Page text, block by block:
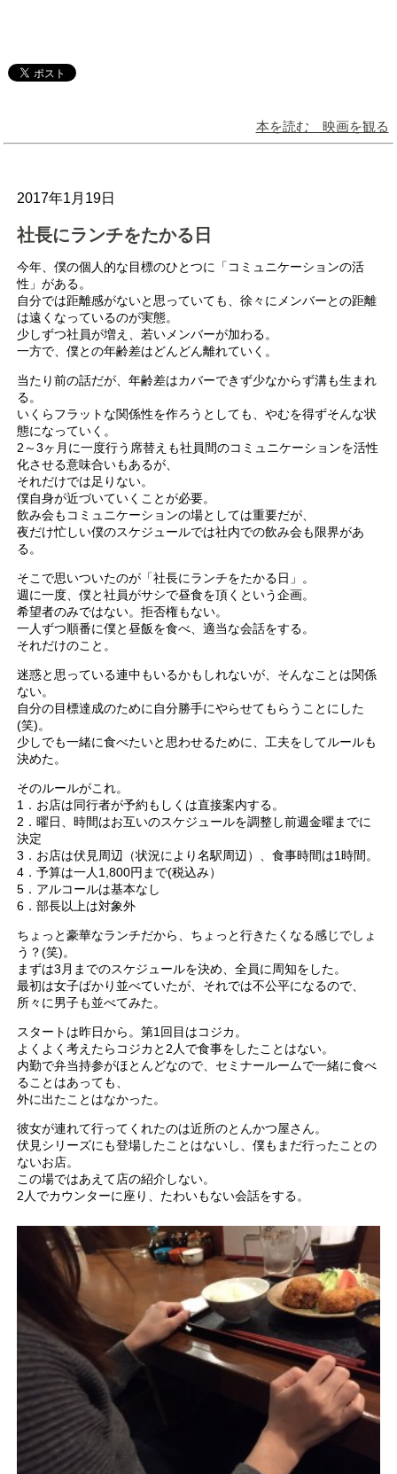
本を読む 映画を観る
2017年1月19日
社長にランチをたかる日
今年、僕の個人的な目標のひとつに「コミュニケーションの活
性」がある。
自分では距離感がないと思っていても、徐々にメンバーとの距離
は遠くなっているのが実態。
少しずつ社員が増え、若いメンバーが加わる。
一方で、僕との年齢差はどんどん離れていく。
当たり前の話だが、年齢差はカバーできず少なからず溝も生まれ
る。
いくらフラットな関係性を作ろうとしても、やむを得ずそんな状
態になっていく。
2～3ヶ月に一度行う席替えも社員間のコミュニケーションを活性
化させる意味合いもあるが、
それだけでは足りない。
僕自身が近づいていくことが必要。
飲み会もコミュニケーションの場としては重要だが、
夜だけ忙しい僕のスケジュールでは社内での飲み会も限界があ
る。
そこで思いついたのが「社長にランチをたかる日」。
週に一度、僕と社員がサシで昼食を頂くという企画。
希望者のみではない。拒否権もない。
一人ずつ順番に僕と昼飯を食べ、適当な会話をする。
それだけのこと。
迷惑と思っている連中もいるかもしれないが、そんなことは関係
ない。
自分の目標達成のために自分勝手にやらせてもらうことにした
(笑)。
少しでも一緒に食べたいと思わせるために、工夫をしてルールも
決めた。
そのルールがこれ。
1．お店は同行者が予約もしくは直接案内する。
2．曜日、時間はお互いのスケジュールを調整し前週金曜までに
決定
3．お店は伏見周辺（状況により名駅周辺）、食事時間は1時間。
4．予算は一人1,800円まで(税込み）
5．アルコールは基本なし
6．部長以上は対象外
ちょっと豪華なランチだから、ちょっと行きたくなる感じでしょ
う？(笑)。
まずは3月までのスケジュールを決め、全員に周知をした。
最初は女子ばかり並べていたが、それでは不公平になるので、
所々に男子も並べてみた。
スタートは昨日から。第1回目はコジカ。
よくよく考えたらコジカと2人で食事をしたことはない。
内勤で弁当持参がほとんどなので、セミナールームで一緒に食べ
ることはあっても、
外に出たことはなかった。
彼女が連れて行ってくれたのは近所のとんかつ屋さん。
伏見シリーズにも登場したことはないし、僕もまだ行ったことの
ないお店。
この場ではあえて店の紹介しない。
2人でカウンターに座り、たわいもない会話をする。